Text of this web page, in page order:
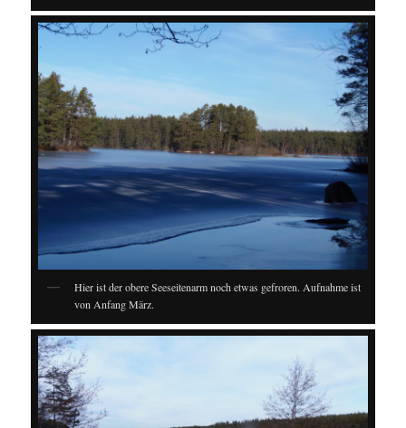
Hier ist der obere Seeseitenarm noch etwas gefroren. Aufnahme ist
von Anfang März.